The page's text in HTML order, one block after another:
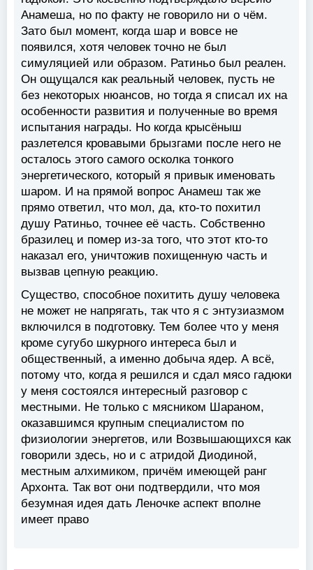
Анамеша, но по факту не говорило ни о чём.
Зато был момент, когда шар и вовсе не
появился, хотя человек точно не был
симуляцией или образом. Ратиньо был реален.
Он ощущался как реальный человек, пусть не
без некоторых нюансов, но тогда я списал их на
особенности развития и полученные во время
испытания награды. Но когда крысёныш
разлетелся кровавыми брызгами после него не
осталось этого самого осколка тонкого
энергетического, который я привык именовать
шаром. И на прямой вопрос Анамеш так же
прямо ответил, что мол, да, кто-то похитил
душу Ратиньо, точнее её часть. Собственно
бразилец и помер из-за того, что этот кто-то
наказал его, уничтожив похищенную часть и
вызвав цепную реакцию.
Существо, способное похитить душу человека
не может не напрягать, так что я с энтузиазмом
включился в подготовку. Тем более что у меня
кроме сугубо шкурного интереса был и
общественный, а именно добыча ядер. А всё,
потому что, когда я решился и сдал мясо гадюки
у меня состоялся интересный разговор с
местными. Не только с мясником Шараном,
оказавшимся крупным специалистом по
физиологии энергетов, или Возвышающихся как
говорили здесь, но и с атридой Диодиной,
местным алхимиком, причём имеющей ранг
Архонта. Так вот они подтвердили, что моя
безумная идея дать Леночке аспект вполне
имеет право